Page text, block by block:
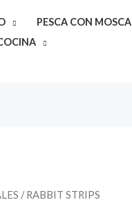
PESCA CON MOSCA
/ RABBIT STRIPS